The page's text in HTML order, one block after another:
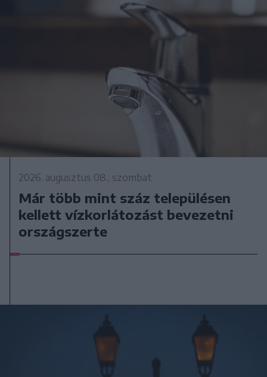
2026. augusztus 08., szombat
Már több mint száz településen
kellett vízkorlátozást bevezetni
országszerte